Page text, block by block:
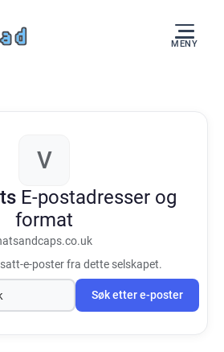
MENY
V
E-postadresser og
format
e-poster fra dette selskapet.
Søk etter e-poster